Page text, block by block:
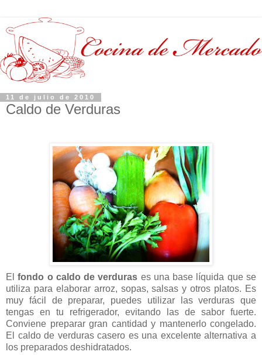
11 de julio de 2010
Caldo de Verduras
Elfondo o caldo de verduras es una base líquida que se
utiliza para elaborar arroz, sopas, salsas y otros platos. Es
muy fácil de preparar, puedes utilizar las verduras que
tengas en tu refrigerador, evitando las de sabor fuerte.
Conviene preparar gran cantidad y mantenerlo congelado.
El caldo de verduras casero es una excelente alternativa a
los preparados deshidratados.